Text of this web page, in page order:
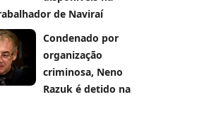
de Naviraí
Condenado por
organização
criminosa, Neno
Razuk é detido na